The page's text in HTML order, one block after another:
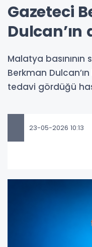
Gazeteci
Dulcan’ın
Malatya
Berkman
tedavi gördüğü
23-05-2026 10:13